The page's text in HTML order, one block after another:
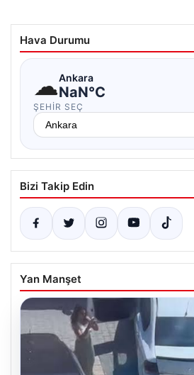
Hava Durumu
☁Ankara
NaN°C
ŞEHIR SEÇ
Bizi Takip Edin
Yan Manşet